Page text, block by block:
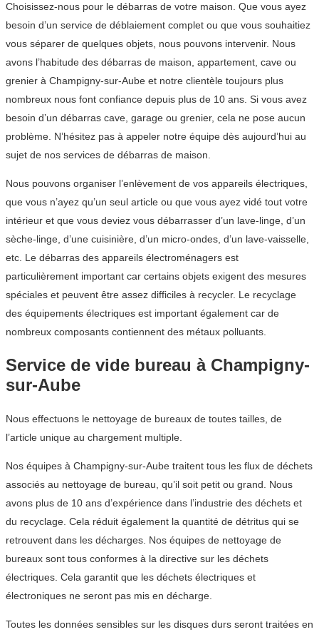
Choisissez-nous pour le débarras de votre maison. Que vous ayez
besoin d’un service de déblaiement complet ou que vous souhaitiez
vous séparer de quelques objets, nous pouvons intervenir. Nous
avons l’habitude des débarras de maison, appartement, cave ou
grenier à Champigny-sur-Aube et notre clientèle toujours plus
nombreux nous font confiance depuis plus de 10 ans. Si vous avez
besoin d’un débarras cave, garage ou grenier, cela ne pose aucun
problème. N’hésitez pas à appeler notre équipe dès aujourd’hui au
sujet de nos services de débarras de maison.
Nous pouvons organiser l’enlèvement de vos appareils électriques,
que vous n’ayez qu’un seul article ou que vous ayez vidé tout votre
intérieur et que vous deviez vous débarrasser d’un lave-linge, d’un
sèche-linge, d’une cuisinière, d’un micro-ondes, d’un lave-vaisselle,
etc. Le débarras des appareils électroménagers est
particulièrement important car certains objets exigent des mesures
spéciales et peuvent être assez difficiles à recycler. Le recyclage
des équipements électriques est important également car de
nombreux composants contiennent des métaux polluants.
Service de vide bureau à Champigny-
sur-Aube
Nous effectuons le nettoyage de bureaux de toutes tailles, de
l’article unique au chargement multiple.
Nos équipes à Champigny-sur-Aube traitent tous les flux de déchets
associés au nettoyage de bureau, qu’il soit petit ou grand. Nous
avons plus de 10 ans d’expérience dans l’industrie des déchets et
du recyclage. Cela réduit également la quantité de détritus qui se
retrouvent dans les décharges. Nos équipes de nettoyage de
bureaux sont tous conformes à la directive sur les déchets
électriques. Cela garantit que les déchets électriques et
électroniques ne seront pas mis en décharge.
Toutes les données sensibles sur les disques durs seront traitées en